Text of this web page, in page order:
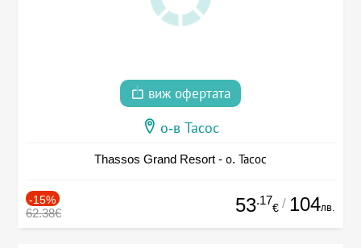
виж офертата
о-в Тасос
Thassos Grand Resort - о. Тасос
-15%
62.38€ 53.17
€ / 104лв.